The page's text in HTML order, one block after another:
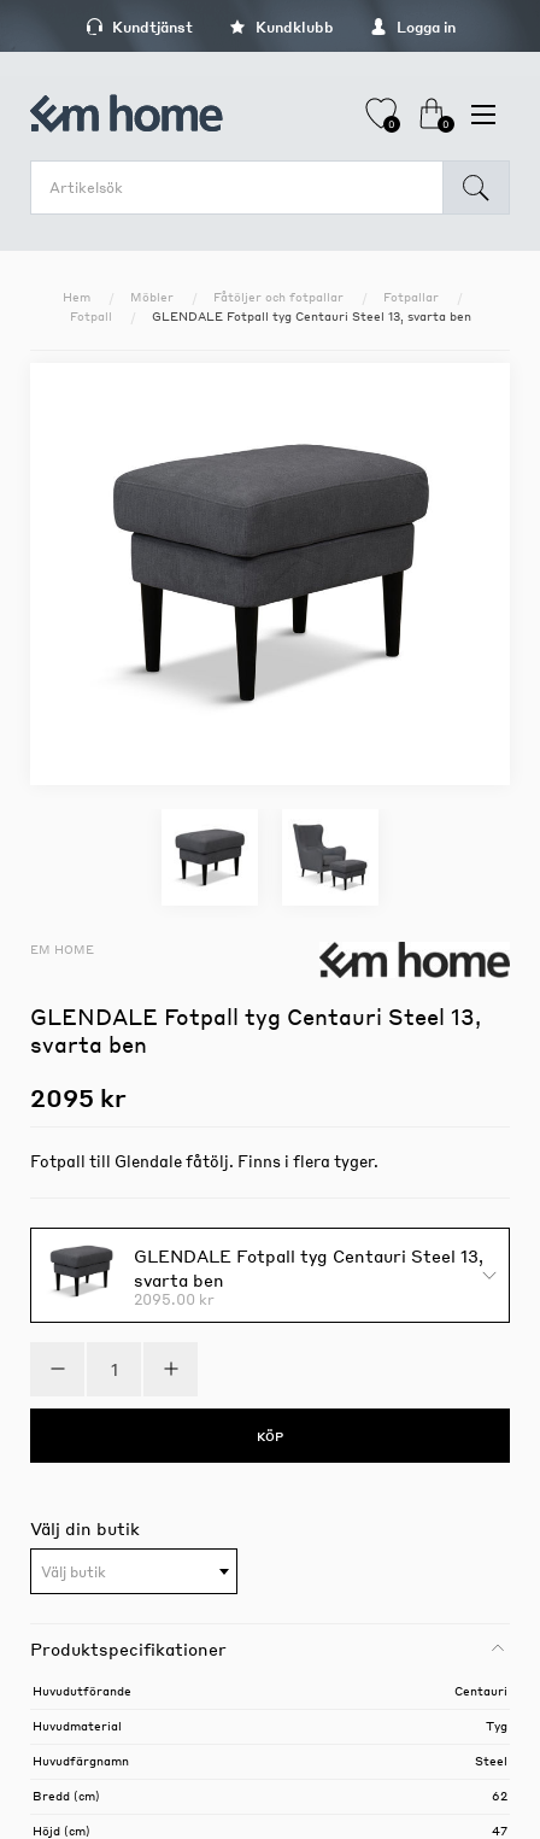
Kundtjänst Kundklubb Logga in
0 0
Hem Möbler Fåtöljer och fotpallar
Fotpallar
Fotpall
GLENDALE Fotpall tyg Centauri Steel 13, svarta ben
EM HOME
GLENDALE Fotpall tyg Centauri Steel 13,
svarta ben
2095 kr
Fotpall till Glendale fåtölj. Finns i flera tyger.
GLENDALE Fotpall tyg Centauri Steel 13,
svarta ben
2095.00 kr
KÖP
Välj din butik
Välj butik
Produktspecifikationer
Huvudutförande Centauri
Huvudmaterial Tyg
Huvudfärgnamn Steel
Bredd (cm) 62
Höjd (cm) 47